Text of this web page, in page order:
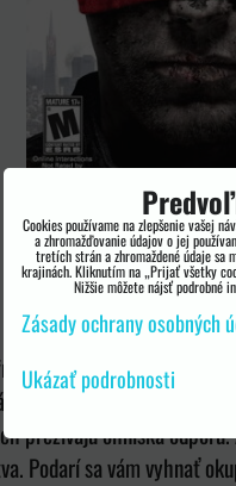
sa dostanete do
Severnej a Južnej
prežívajú ohniská
Podarí sa vám vyhnať
Cookies používame na zlepšenie vašej
a zhromažďovanie údajov o jej
tretích strán a zhromaždené údaje sa
krajinách. Kliknutím na „Prijať všetky
Nižšie môžete nájsť podrobné
Zásady ochrany osobných
Ukázať podrobnosti